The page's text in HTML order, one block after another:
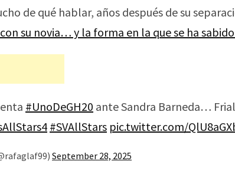
de qué hablar, años después de su
su novia… y la forma en la que se ha
#UnoDeGH20 ante Sandra Barneda…
#SVAllStars pic.twitter.com/
September 28, 2025